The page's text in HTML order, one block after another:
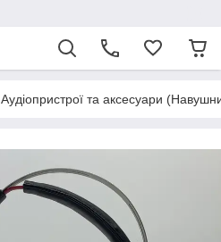
Аудіопристрої та аксесуари